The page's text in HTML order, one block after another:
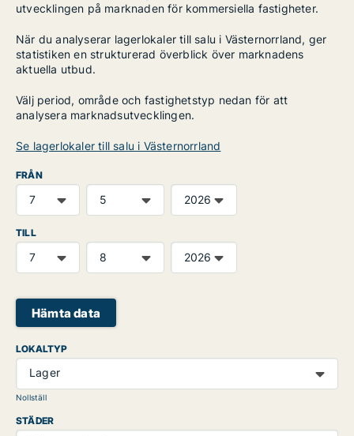
utvecklingen på marknaden för kommersiella fastigheter.
När du analyserar lagerlokaler till salu i Västernorrland, ger
statistiken en strukturerad överblick över marknadens
aktuella utbud.
Välj period, område och fastighetstyp nedan för att
analysera marknadsutvecklingen.
Se lagerlokaler till salu i Västernorrland
FRÅN
TILL
Hämta data
LOKALTYP
Lager
Nollställ
STÄDER